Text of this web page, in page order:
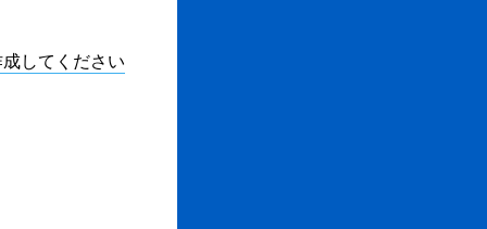
してください